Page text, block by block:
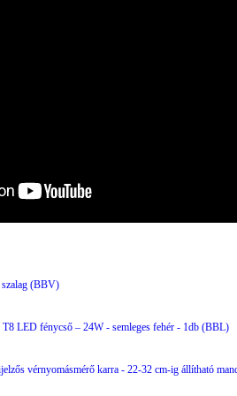
szalag (BBV)
T8 LED fénycső – 24W - semleges fehér - 1db (BBL)
vérnyomásmérő karra - 22-32 cm-ig állítható